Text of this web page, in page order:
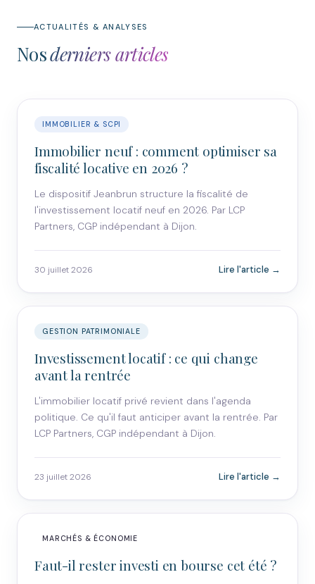
ACTUALITÉS & ANALYSES
Nosderniers articles
IMMOBILIER & SCPI
Immobilier neuf : comment optimiser sa
fiscalité locative en 2026 ?
Le dispositif Jeanbrun structure la fiscalité de
l'investissement locatif neuf en 2026. Par LCP
Partners, CGP indépendant à Dijon.
30 juillet 2026 Lire l'article →
GESTION PATRIMONIALE
Investissement locatif : ce qui change
avant la rentrée
L'immobilier locatif privé revient dans l'agenda
politique. Ce qu'il faut anticiper avant la rentrée. Par
LCP Partners, CGP indépendant à Dijon.
23 juillet 2026 Lire l'article →
MARCHÉS & ÉCONOMIE
Faut-il rester investi en bourse cet été ?